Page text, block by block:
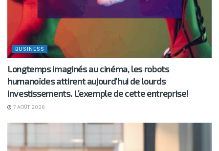
BUSINESS
Longtemps imaginés au cinéma, les robots
humanoïdes attirent aujourd’hui de lourds
investissements. L’exemple de cette entreprise!
7 AOÛT 2026